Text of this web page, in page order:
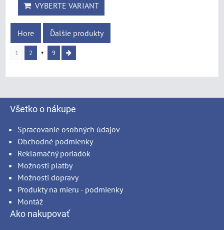
VYBERTE VARIANT
Hore Ďalšie produkty
1 2 9
Všetko o nákupe
Spracovanie osobných údajov
Obchodné podmienky
Reklamačný poriadok
Možnosti platby
Možnosti dopravy
Produkty na mieru - podmienky
Montáž
Ako nakupovať